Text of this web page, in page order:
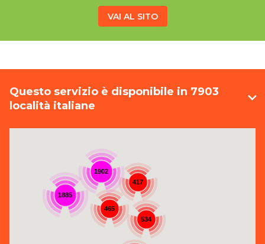
VAI AL SITO
Questo servizio è disponibile in 7903
località italiane
1885
1902
417
465
534